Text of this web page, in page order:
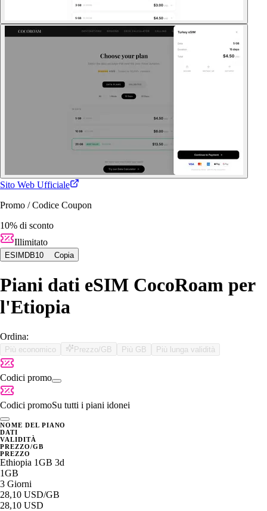
Sito Web Ufficiale
Promo / Codice Coupon
10% di sconto
Illimitato
ESIMDB10 Copia
Piani dati eSIM CocoRoam per
l'Etiopia
Ordina:
Più economico Prezzo/GB Più GB Più lunga validità
Codici promo
Codici promoSu tutti i piani idonei
NOME DEL PIANO
DATI
VALIDITÀ
PREZZO/GB
PREZZO
Ethiopia 1GB 3d
1GB
3 Giorni
28,10 USD/GB
28,10 USD